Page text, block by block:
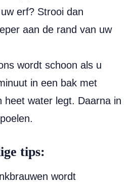
erf? Strooi dan
aan de rand van uw
wordt schoon als u
in een bak met
heet water legt. Daarna in
tips:
wordt